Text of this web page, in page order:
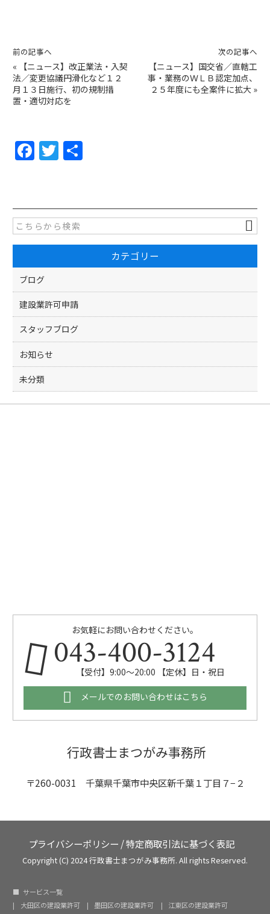
前の記事へ
«
【ニュース】改正業法・入契
法／変更協議円滑化など１２
月１３日施行、初の規制措
置・適切対応を
次の記事へ
【ニュース】国交省／直轄工
事・業務のＷＬＢ認定加点、
２５年度にも全案件に拡大 »
F
a
e
b
o
o
k
T
w
er
カテゴリー
ブログ
建設業許可申請
スタッフブログ
お知らせ
未分類
お気軽にお問い合わせください。
043-400-3124
【受付】9:00～20:00 【定休】日・祝日
メールでのお問い合わせはこちら
行政書士まつがみ事務所
〒260-0031 千葉県千葉市中央区新千葉１丁目７−２
プライバシーポリシー /特定商取引法に基づく表記
Copyright (C) 2024 行政書士まつがみ事務所. All rights Reserved.
サービス一覧
大田区の建設業許可
墨田区の建設業許可
江東区の建設業許可